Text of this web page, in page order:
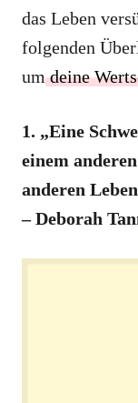
das Leben
folgenden
umdeine
1. „Eine
einem
anderen
– Deborah